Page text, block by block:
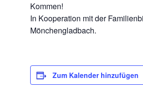
Kommen!
In Kooperation mit der
Mönchengladbach.
Zum Kalender hinzufügen